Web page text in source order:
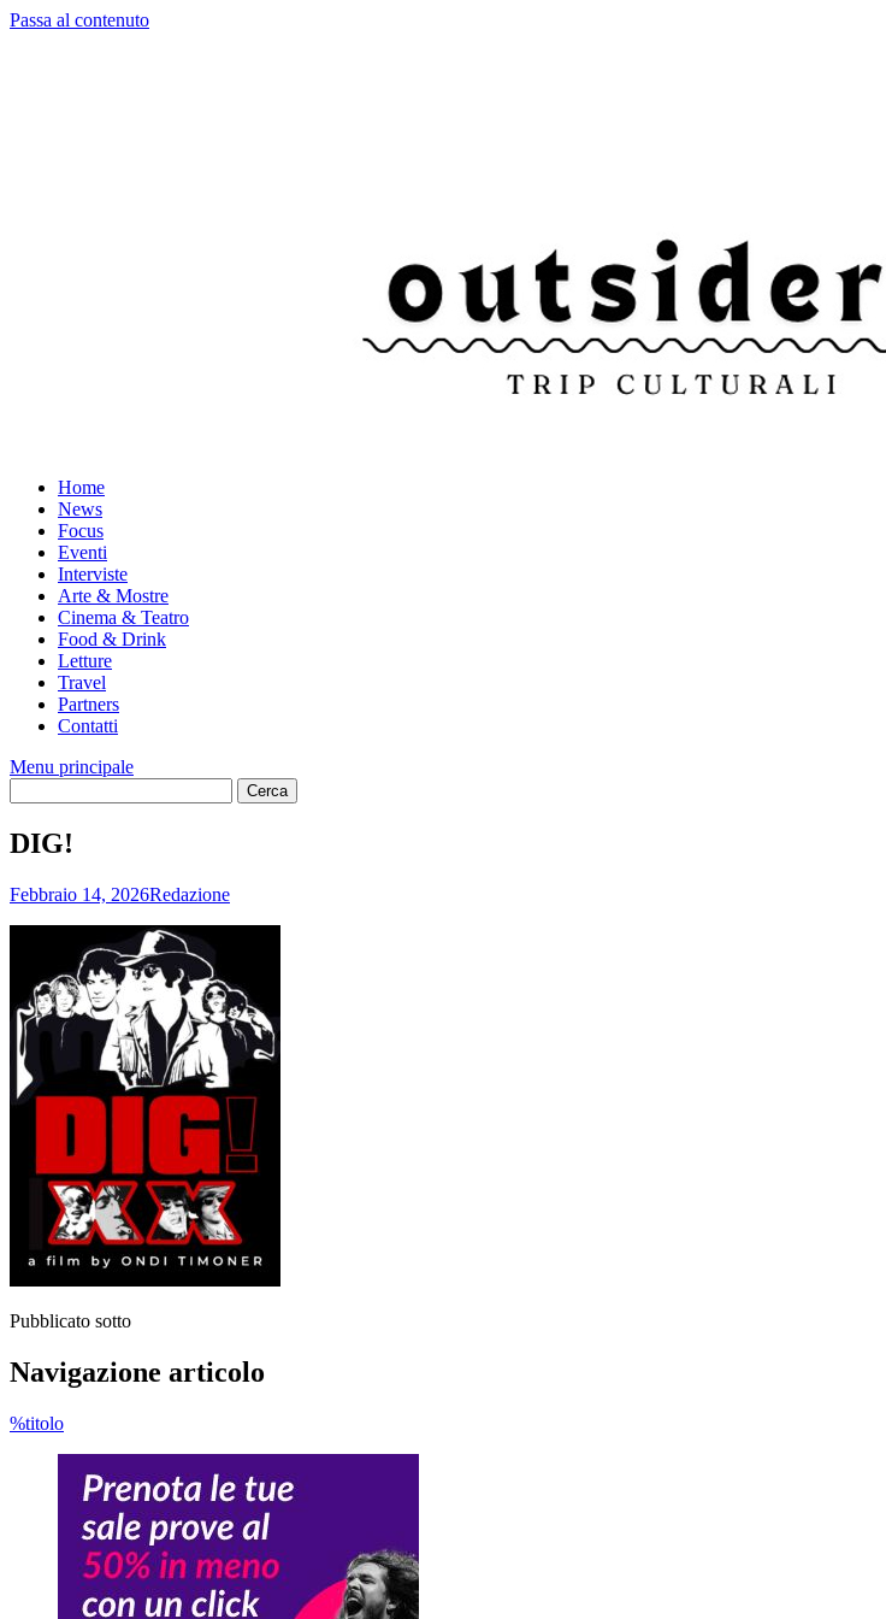
Passa al contenuto
Home
News
Focus
Eventi
Interviste
Arte & Mostre
Cinema & Teatro
Food & Drink
Letture
Travel
Partners
Contatti
Menu principale
DIG!
Febbraio 14, 2026Redazione
Pubblicato sotto
Navigazione articolo
%titolo